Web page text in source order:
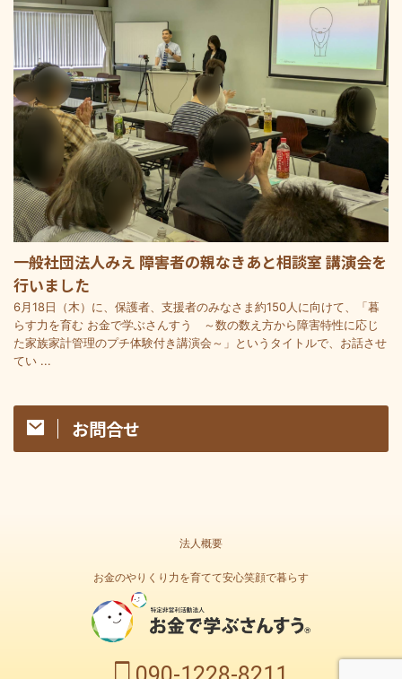
一般社団法人みえ 障害者の親なきあと相談室 講演会を
行いました
6月18日（木）に、保護者、支援者のみなさま約150人に向けて、「暮
らす力を育む お金で学ぶさんすう ～数の数え方から障害特性に応じ
た家族家計管理のプチ体験付き講演会～」というタイトルで、お話させ
てい ...
お問合せ
法人概要
お金のやりくり力を育てて安心笑顔で暮らす